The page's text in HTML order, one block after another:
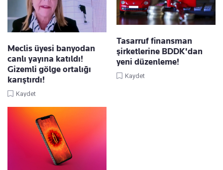
Meclis üyesi banyodan
canlı yayına katıldı!
Gizemli gölge ortalığı
karıştırdı!
Kaydet
Tasarruf finansman
şirketlerine BDDK'dan
yeni düzenleme!
Kaydet